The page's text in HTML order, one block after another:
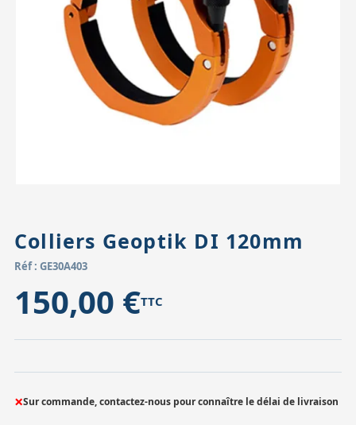
Accessoires pour montures
Têtes
Pièces détachées
Colliers Geoptik DI 120mm
Réf : GE30A403
150,00 €TTC
×Sur commande, contactez-nous pour connaître le délai de livraison